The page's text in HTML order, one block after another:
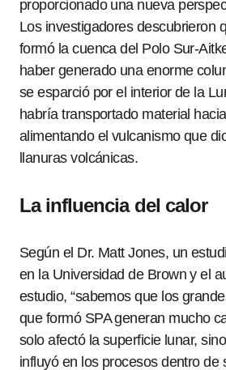
proporcionado una nueva
Los investigadores descubrieron
formó la cuenca del Polo Sur-
haber generado una enorme
se esparció por el interior de la
habría transportado material
alimentando el vulcanismo que
llanuras volcánicas.
La influencia del calor
Según el Dr. Matt Jones, un
en la Universidad de Brown y el
estudio, “sabemos que los
que formó SPA generan mucho
solo afectó la superficie lunar,
influyó en los procesos dentro de